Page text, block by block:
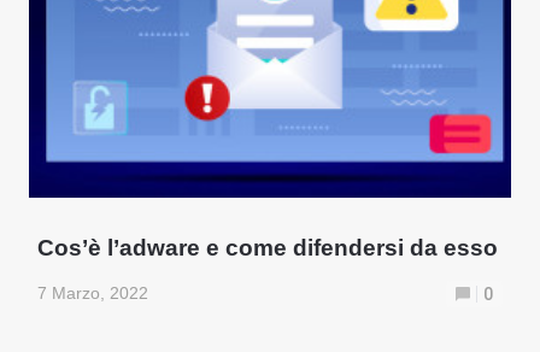
Cos’è l’adware e come difendersi da esso
7 Marzo, 2022 0